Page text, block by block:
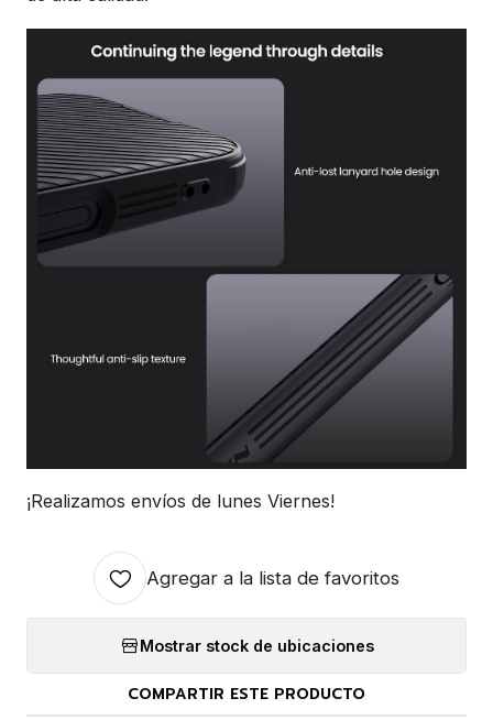
¡Realizamos envíos de lunes Viernes!
Agregar a la lista de favoritos
Mostrar stock de ubicaciones
COMPARTIR ESTE PRODUCTO